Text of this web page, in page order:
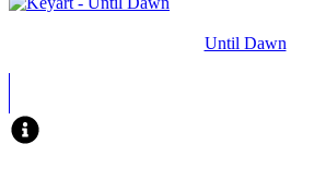
Until Dawn